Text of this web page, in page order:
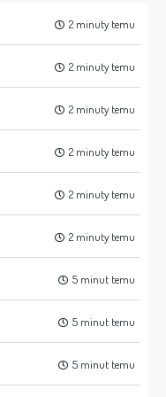
2 minuty temu
2 minuty temu
2 minuty temu
2 minuty temu
2 minuty temu
2 minuty temu
5 minut temu
5 minut temu
5 minut temu